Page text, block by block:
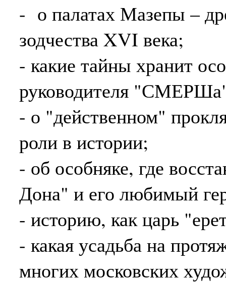
- о палатах Мазепы –
зодчества XVI века;
- какие тайны хранит
руководителя
- о "действенном"
роли в истории;
- об особняке, где
Дона" и его любимый
- историю, как царь
- какая усадьба на
многих московских